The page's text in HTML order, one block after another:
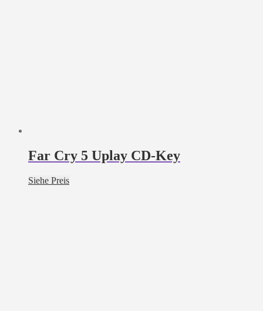
Far Cry 5 Uplay CD-Key
Siehe Preis